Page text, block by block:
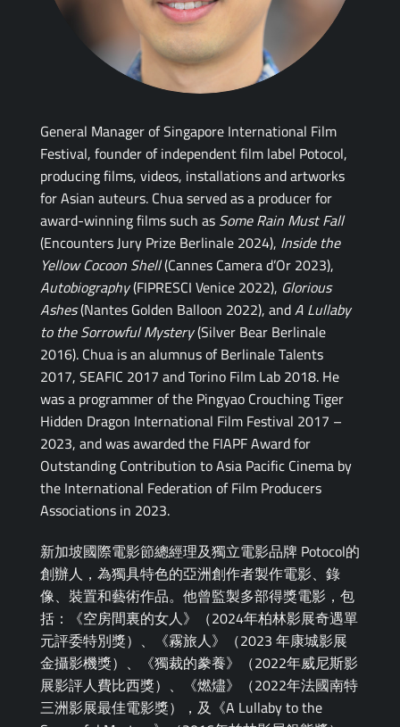
General Manager of Singapore International Film
Festival, founder of independent film label Potocol,
producing films, videos, installations and artworks
for Asian auteurs. Chua served as a producer for
award-winning films such asSome Rain Must Fall
(Encounters Jury Prize Berlinale 2024), Inside the
Yellow Cocoon Shell(Cannes Camera d’Or 2023),
Autobiography(FIPRESCI Venice 2022), Glorious
Ashes(Nantes Golden Balloon 2022), andA Lullaby
to the Sorrowful Mystery(Silver Bear Berlinale
2016). Chua is an alumnus of Berlinale Talents
2017, SEAFIC 2017 and Torino Film Lab 2018. He
was a programmer of the Pingyao Crouching Tiger
Hidden Dragon International Film Festival 2017 –
2023, and was awarded the FIAPF Award for
Outstanding Contribution to Asia Pacific Cinema by
the International Federation of Film Producers
Associations in 2023.
新加坡國際電影節總經理及獨立電影品牌 Potocol的
創辦人，為獨具特色的亞洲創作者製作電影、錄
像、裝置和藝術作品。他曾監製多部得獎電影，包
括：《空房間裏的女人》（2024年柏林影展奇遇單
元評委特別獎）、《霧旅人》（2023 年康城影展
金攝影機獎）、《獨裁的豢養》（2022年威尼斯影
展影評人費比西獎）、《燃燼》（2022年法國南特
三洲影展最佳電影獎），及《A Lullaby to the